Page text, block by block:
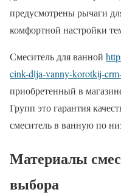
предусмотрены рычаги
комфортной настройки
Смеситель для ванной
cink-dlja-vanny-korotkij-
приобретенный в
Групп это гарантия
смеситель в ванную по
Материалы
выбора